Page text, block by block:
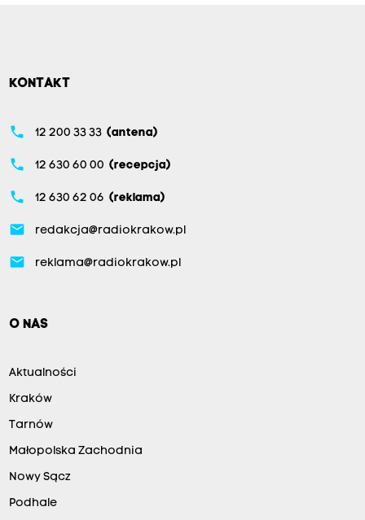
KONTAKT
phone 12 200 33 33 (antena)
phone 12 630 60 00 (recepcja)
phone 12 630 62 06 (reklama)
email redakcja@radiokrakow.pl
email reklama@radiokrakow.pl
O NAS
Aktualności
Kraków
Tarnów
Małopolska Zachodnia
Nowy Sącz
Podhale